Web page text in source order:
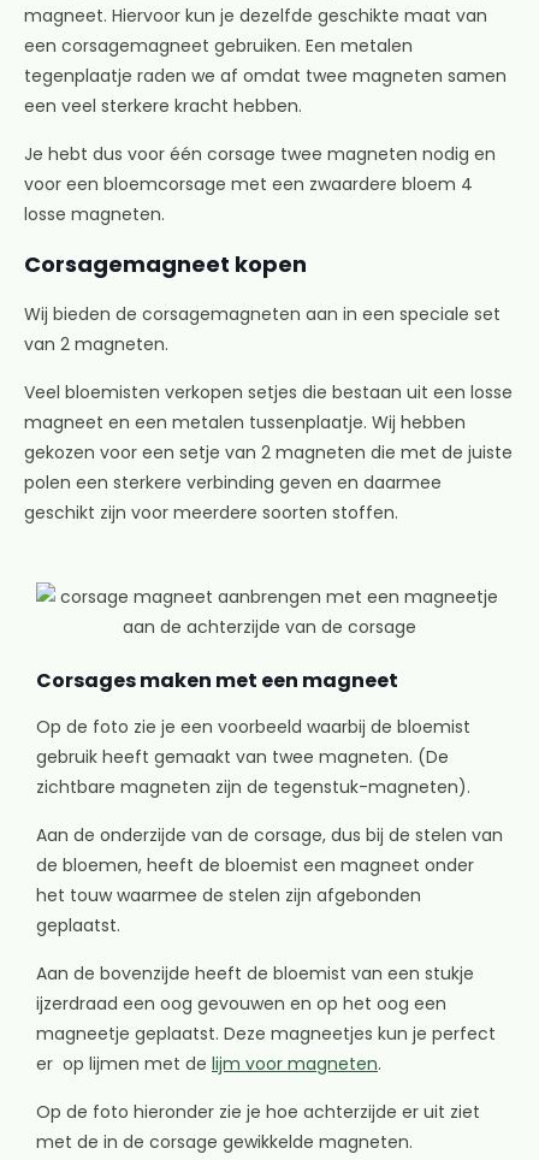
magneet. Hiervoor kun je dezelfde geschikte maat van
een corsagemagneet gebruiken. Een metalen
tegenplaatje raden we af omdat twee magneten samen
een veel sterkere kracht hebben.
Je hebt dus voor één corsage twee magneten nodig en
voor een bloemcorsage met een zwaardere bloem 4
losse magneten.
Corsagemagneet kopen
Wij bieden de corsagemagneten aan in een speciale set
van 2 magneten.
Veel bloemisten verkopen setjes die bestaan uit een losse
magneet en een metalen tussenplaatje. Wij hebben
gekozen voor een setje van 2 magneten die met de juiste
polen een sterkere verbinding geven en daarmee
geschikt zijn voor meerdere soorten stoffen.
Corsages maken met een magneet
Op de foto zie je een voorbeeld waarbij de bloemist
gebruik heeft gemaakt van twee magneten. (De
zichtbare magneten zijn de tegenstuk-magneten).
Aan de onderzijde van de corsage, dus bij de stelen van
de bloemen, heeft de bloemist een magneet onder
het touw waarmee de stelen zijn afgebonden
geplaatst.
Aan de bovenzijde heeft de bloemist van een stukje
ijzerdraad een oog gevouwen en op het oog een
magneetje geplaatst. Deze magneetjes kun je perfect
er op lijmen met de lijm voor magneten.
Op de foto hieronder zie je hoe achterzijde er uit ziet
met de in de corsage gewikkelde magneten.